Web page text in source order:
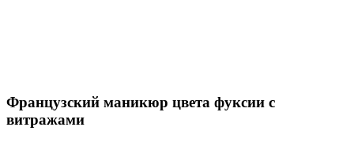
Французский маникюр цвета фуксии с
витражами